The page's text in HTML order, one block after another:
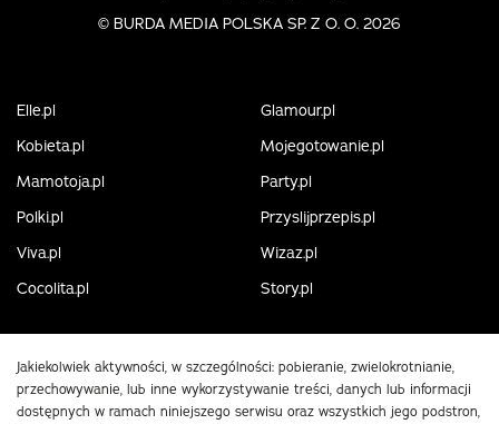
© BURDA MEDIA POLSKA SP. Z O. O. 2026
Elle.pl
Glamour.pl
Kobieta.pl
Mojegotowanie.pl
Mamotoja.pl
Party.pl
Polki.pl
Przyslijprzepis.pl
Viva.pl
Wizaz.pl
Cocolita.pl
Story.pl
Jakiekolwiek aktywności, w szczególności: pobieranie, zwielokrotnianie,
przechowywanie, lub inne wykorzystywanie treści, danych lub informacji
dostępnych w ramach niniejszego serwisu oraz wszystkich jego podstron,